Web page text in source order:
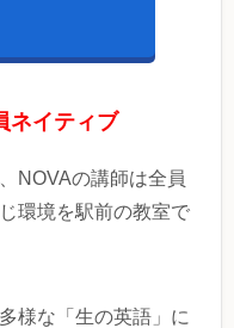
ネイティブ
NOVAの講師は全員
環境を駅前の教室で
様な「生の英語」に